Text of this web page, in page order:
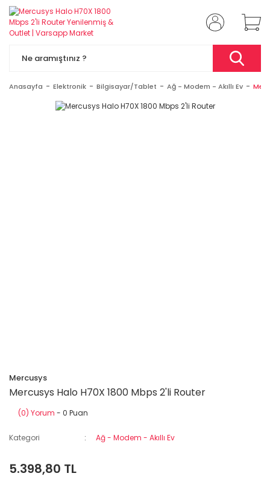
Anasayfa Elektronik Bilgisayar/Tablet Ağ - Modem - Akıllı Ev
Mercusys
Mercusys Halo H70X 1800 Mbps 2'li Router
(0) Yorum - 0 Puan
Kategori Ağ - Modem - Akıllı Ev
5.398,80 TL